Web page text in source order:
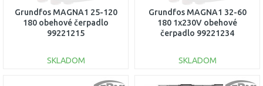
Grundfos MAGNA1 25-120
180 obehové čerpadlo
99221215
SKLADOM
Grundfos MAGNA1 32-60
180 1x230V obehové
čerpadlo 99221234
SKLADOM